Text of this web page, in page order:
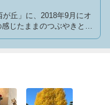
丘」に、2018年9月にオ
じたままのつぶやきと、
だきます❣️ 宜しくお願い